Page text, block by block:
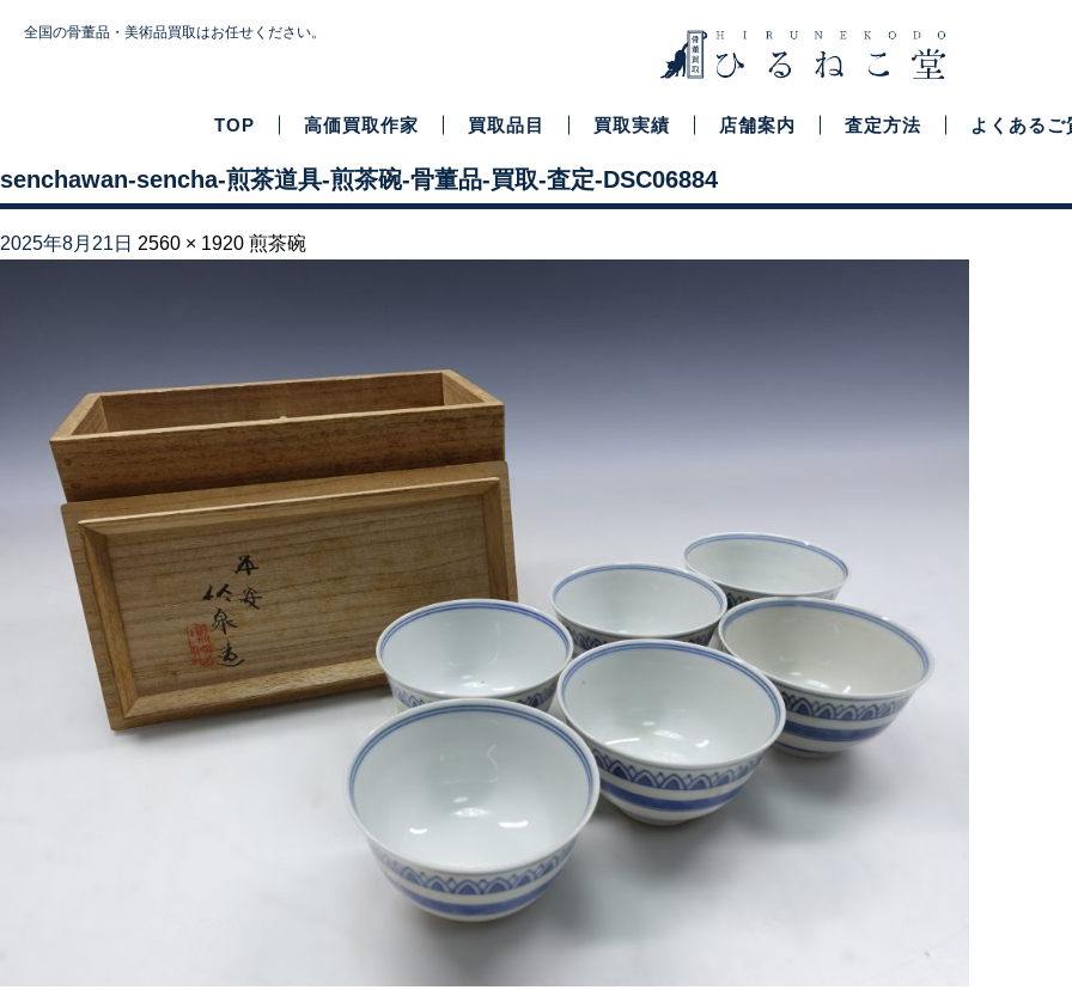
全国の骨董品・美術品買取はお任せください。
TOP 高価買取作家 買取品目 買取実績 店舗案内 査定方法 よくあるご
senchawan-sencha-煎茶道具-煎茶碗-骨董品-買取-査定-DSC06884
2025年8月21日 2560 × 1920 煎茶碗